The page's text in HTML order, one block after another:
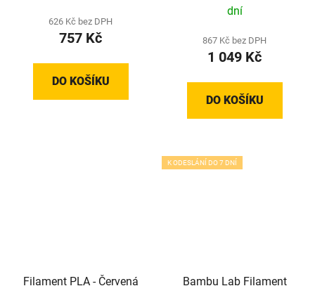
626 Kč bez DPH
757 Kč
DO KOŠÍKU
dní
867 Kč bez DPH
1 049 Kč
DO KOŠÍKU
Filament PLA - Červená
K ODESLÁNÍ DO 7 DNÍ
Bambu Lab Filament